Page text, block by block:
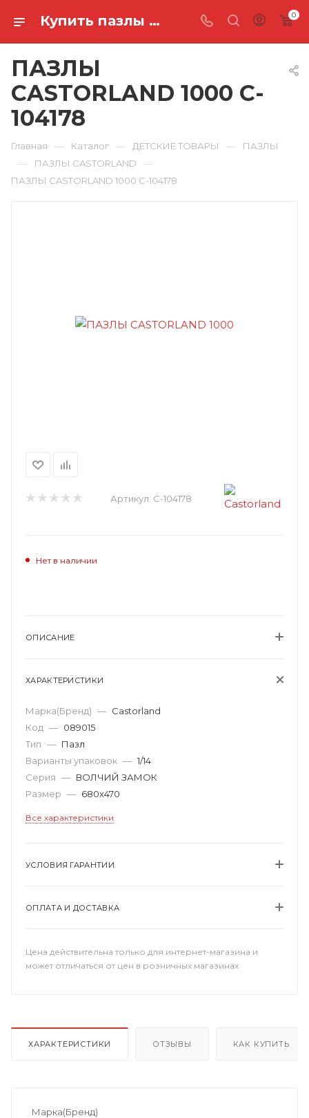
Купить пазлы castorland 1000 C-104178 в Ростове-на-Дону 0
ПАЗЛЫ
CASTORLAND 1000 C-
104178
Главная — Каталог — ДЕТСКИЕ ТОВАРЫ — ПАЗЛЫ
— ПАЗЛЫ CASTORLAND —
ПАЗЛЫ CASTORLAND 1000 C-104178
Артикул: C-104178
Нет в наличии
ОПИСАНИЕ
ХАРАКТЕРИСТИКИ
Марка(Бренд) — Castorland
Код — 089015
Тип — Пазл
Варианты упаковок — 1/14
Серия — ВОЛЧИЙ ЗАМОК
Размер — 680х470
Все характеристики
УСЛОВИЯ ГАРАНТИИ
ОПЛАТА И ДОСТАВКА
Цена действительна только для интернет-магазина и
может отличаться от цен в розничных магазинах
ХАРАКТЕРИСТИКИ ОТЗЫВЫ КАК КУПИТЬ
Марка(Бренд)